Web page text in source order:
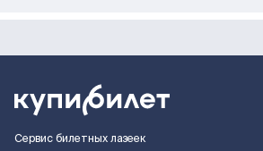
Сервис билетных лазеек